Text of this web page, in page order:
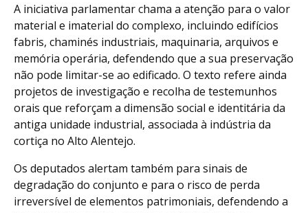
A iniciativa parlamentar chama a atenção para o valor
material e imaterial do complexo, incluindo edifícios
fabris, chaminés industriais, maquinaria, arquivos e
memória operária, defendendo que a sua preservação
não pode limitar-se ao edificado. O texto refere ainda
projetos de investigação e recolha de testemunhos
orais que reforçam a dimensão social e identitária da
antiga unidade industrial, associada à indústria da
cortiça no Alto Alentejo.
Os deputados alertam também para sinais de
degradação do conjunto e para o risco de perda
irreversível de elementos patrimoniais, defendendo a